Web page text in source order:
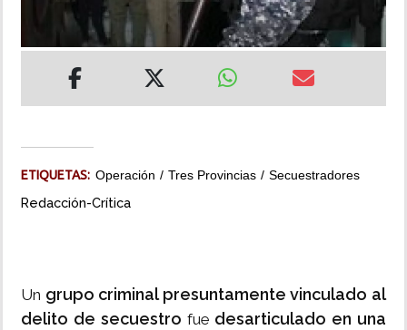
ETIQUETAS: Operación Tres Provincias Secuestradores
Redacción-Crítica
Un grupo criminal presuntamente vinculado al
delito de secuestro fue desarticulado en una